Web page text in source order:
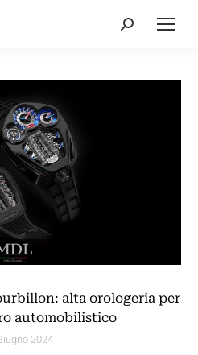
Cerca:
alta orologeria per
automobilistico
2024